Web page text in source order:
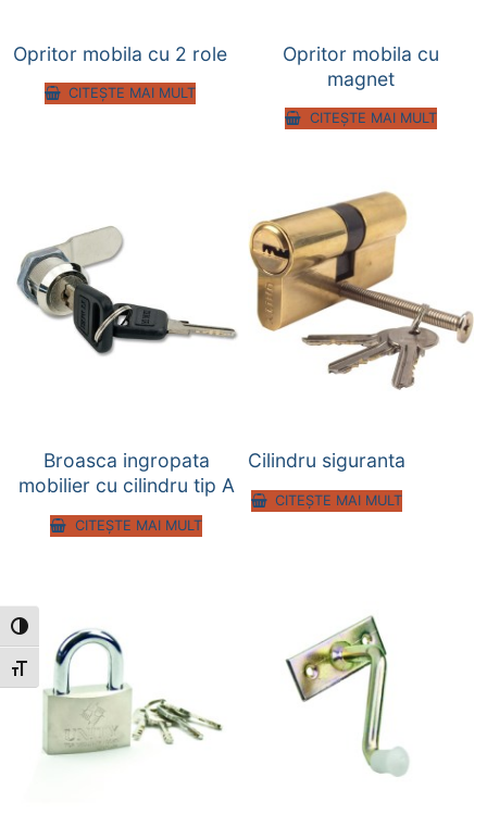
Toggle High Contrast
Toggle Font size
Opritor mobila cu 2 role
CITEȘTE MAI MULT
Opritor mobila cu
magnet
CITEȘTE MAI MULT
Broasca ingropata
mobilier cu cilindru tip A
CITEȘTE MAI MULT
Cilindru siguranta
CITEȘTE MAI MULT